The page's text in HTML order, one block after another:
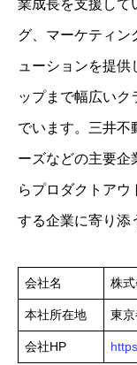
業成長を支援して
グ、マーケティン
ューションを提
ップまで幅広いク
でいます。三井不
ーズなどの主要企
らプロダクトアウ
する企業に寄り添
会社名 株
本社所在地 東
会社HP